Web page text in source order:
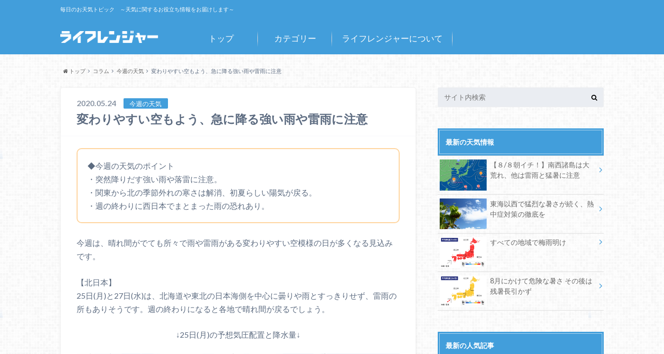
毎日のお天気トピック ～天気に関するお役立ち情報をお届けします～
トップ カテゴリー ライフレンジャーについて
トップ コラム 今週の天気 変わりやすい空もよう、急に降る強い雨や雷雨に注意
2020.05.24 今週の天気
変わりやすい空もよう、急に降る強い雨や雷雨に注意
◆今週の天気のポイント
・突然降りだす強い雨や落雷に注意。
・関東から北の季節外れの寒さは解消、初夏らしい陽気が戻る。
・週の終わりに西日本でまとまった雨の恐れあり。
今週は、晴れ間がでても所々で雨や雷雨がある変わりやすい空模様の日が多くなる見込み
です。
【北日本】
25日(月)と27日(水)は、北海道や東北の日本海側を中心に曇りや雨とすっきりせず、雷雨の
所もありそうです。週の終わりになると各地で晴れ間が戻るでしょう。
↓25日(月)の予想気圧配置と降水量↓
最新の天気情報
【８/８朝イチ！】南西諸島は大
荒れ、他は雷雨と猛暑に注意
東海以西で猛烈な暑さが続く、熱
中症対策の徹底を
すべての地域で梅雨明け
8月にかけて危険な暑さ その後は
残暑長引かず
最新の人気記事